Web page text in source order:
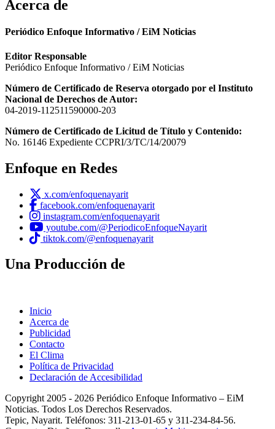
Acerca de
Periódico Enfoque Informativo / EiM Noticias
Editor Responsable
Periódico Enfoque Informativo / EiM Noticias
Número de Certificado de Reserva otorgado por el Instituto
Nacional de Derechos de Autor:
04-2019-112511590000-203
Número de Certificado de Licitud de Título y Contenido:
No. 16146 Expediente CCPRI/3/TC/14/20079
Enfoque en Redes
x.com/enfoquenayarit
facebook.com/enfoquenayarit
instagram.com/enfoquenayarit
youtube.com/@PeriodicoEnfoqueNayarit
tiktok.com/@enfoquenayarit
Una Producción de
Inicio
Acerca de
Publicidad
Contacto
El Clima
Política de Privacidad
Declaración de Accesibilidad
Copyright 2005 - 2026 Periódico Enfoque Informativo – EiM
Noticias. Todos Los Derechos Reservados.
Tepic, Nayarit. Teléfonos: 311-213-01-65 y 311-234-84-56.